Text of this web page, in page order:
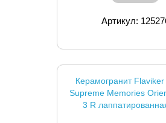
Артикул:
Керамогранит
Supreme Memories
3 R